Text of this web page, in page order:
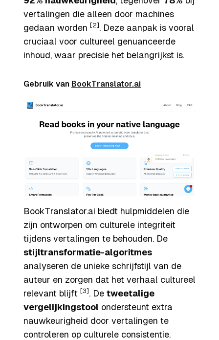
vertalingen die alleen door machines
gedaan worden [2] . Deze aanpak is vooral
cruciaal voor cultureel genuanceerde
inhoud, waar precisie het belangrijkst is.
Gebruik van BookTranslator.ai
BookTranslator.ai biedt hulpmiddelen die
zijn ontworpen om culturele integriteit
tijdens vertalingen te behouden. De
stijltransformatie-algoritmes
analyseren de unieke schrijfstijl van de
auteur en zorgen dat het verhaal cultureel
relevant blijft [3] . De tweetalige
vergelijkingstool ondersteunt extra
nauwkeurigheid door vertalingen te
controleren op culturele consistentie.